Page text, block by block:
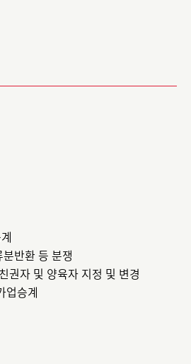
반환 등 분쟁
권자 및 양육자 지정 및 변경
업승계